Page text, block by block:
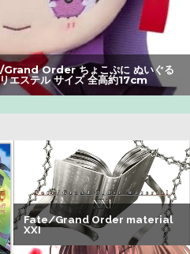
ｗｗ
チで見つかる。めちゃくちゃ
ニュース
く『奇乳』に気付くｗｗｗｗ
、最新絵でめっちゃ可愛く
がこちらｗｗｗｗｗｗｗｗｗ
由、ついに判明かｗｗｗｗ：
Grand Order ちょこぷに ぬいぐる
エステル サイズ 全高約17cm